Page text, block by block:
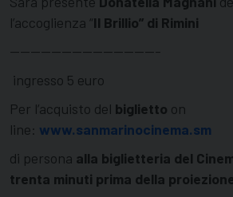
l’accoglienza “Il Brillio” di Rimini
——————————————-
ingresso 5 euro
Per l’acquisto del biglietto on
line: www.sanmarinocinema.sm
di persona alla biglietteria del
trenta minuti prima della